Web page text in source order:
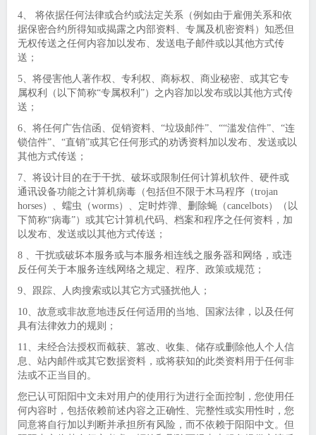
4、 将依据任何法律或合约或法定关系（例如由于雇佣关系和依
据保密合约所得知或揭露之内部资料、专属及机密资料）知悉但
无权传送之任何内容加以发布、发送电子邮件或以其他方式传
送；
5、将侵害他人著作权、专利权、商标权、商业秘密、或其它专
属权利（以下简称“专属权利”）之内容加以发布或以其他方式传
送；
6、将任何广告信函、促销资料、“垃圾邮件”、““滥发信件”、“连
锁信件”、“直销”或其它任何形式的劝诱资料加以发布、发送或以
其他方式传送；
7、将设计目的在于干扰、破坏或限制任何计算机软件、硬件或
通讯设备功能之计算机病毒（包括但不限于木马程序（trojan
horses）、蠕虫（worms）、定时炸弹、删除蝇（cancelbots）（以
下简称“病毒”）或其它计算机代码、档案和程序之任何资料，加
以发布、发送或以其他方式传送；
8 、干扰或破坏本服务或与本服务相连线之服务器和网络，或违
反任何关于本服务连线网络之规定、程序、政策或规范；
9、跟踪、人肉搜索或以其它方式骚扰他人；
10、故意或非故意地违反任何适用的当地、国家法律，以及任何
具有法律效力的规则；
11、未经合法授权而截获、篡改、收集、储存或删除他人个人信
息、站内邮件或其它数据资料，或将获知的此类资料用于任何非
法或不正当目的。
您已认可阳阳中文未对用户的使用行为进行全面控制，您使用任
何内容时，包括依赖前述内容之正确性、完整性或实用性时，您
同意将自行加以判断并承担所有风险，而不依赖于阳阳中文。但